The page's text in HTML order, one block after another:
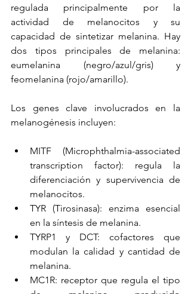
regulada principalmente por la
actividad de melanocitos y su
capacidad de sintetizar melanina. Hay
dos tipos principales de melanina:
eumelanina (negro/azul/gris) y
feomelanina (rojo/amarillo).
Los genes clave involucrados en la
melanogénesis incluyen:
MITF (Microphthalmia-associated
transcription factor): regula la
diferenciación y supervivencia de
melanocitos.
TYR (Tirosinasa): enzima esencial
en la síntesis de melanina.
TYRP1 y DCT: cofactores que
modulan la calidad y cantidad de
melanina.
MC1R: receptor que regula el tipo